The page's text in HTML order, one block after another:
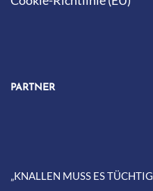
PARTNER
„KNALLEN MUSS ES